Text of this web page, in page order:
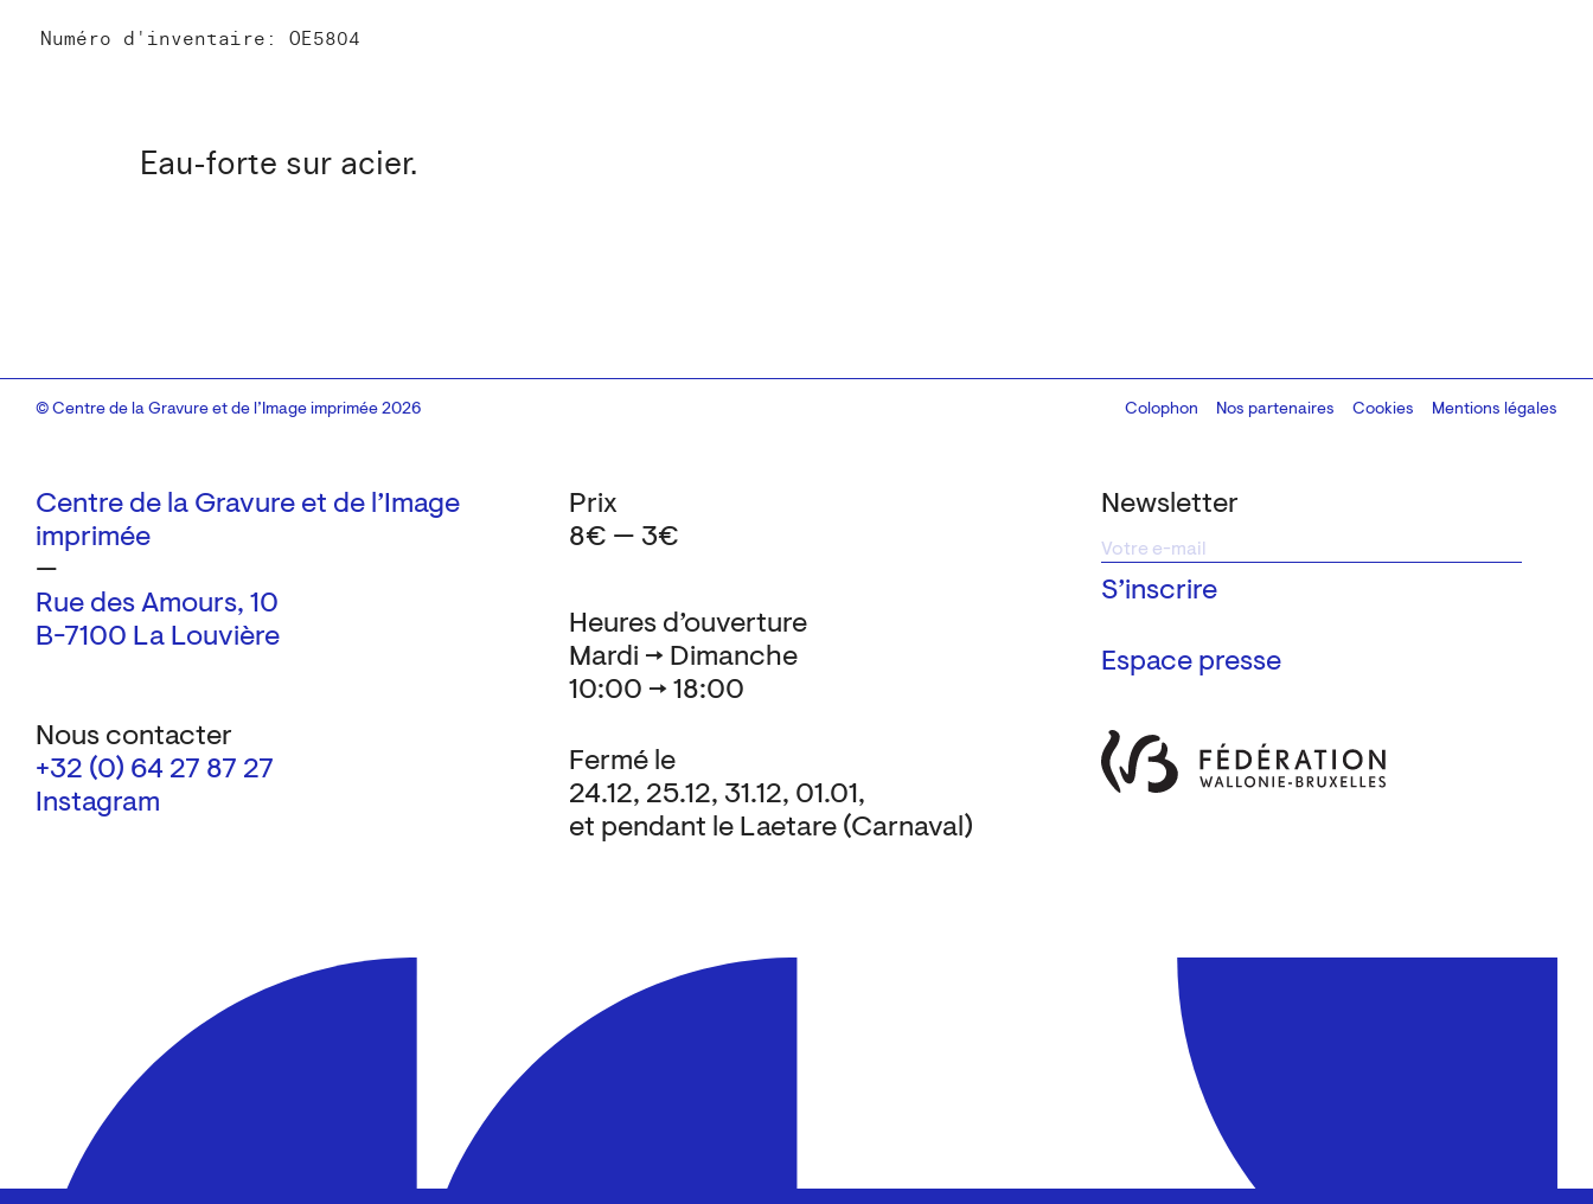
Numéro d'inventaire: OE5804
Eau-forte sur acier.
Centre de la Gravure et de l’Image
imprimée
—
Rue des Amours, 10
B-7100 La Louvière
Nous contacter
+32 (0) 64 27 87 27
Instagram
Newsletter
Espace presse
Heures d’ouverture
Mardi → Dimanche
10:00 → 18:00
Fermé le
24.12, 25.12, 31.12, 01.01,
et pendant le Laetare (Carnaval)
Prix
8€ — 3€
© Centre de la Gravure et de l’Image imprimée 2026 Colophon
Design:Marcel Kaczmarek, code:8080.studio
Nos partenaires Cookies Mentions légales